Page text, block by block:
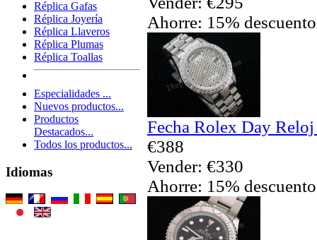
Réplica Gafas
Réplica Joyería
Réplica Llaveros
Réplica Plumas
Réplica Toallas
Especialidades ...
Nuevos productos...
Productos
Destacados...
Todos los productos...
Idiomas
Ahorre: 15% descuento
Fecha Rolex Day
€388
Vender: €330
Ahorre: 15% descuento